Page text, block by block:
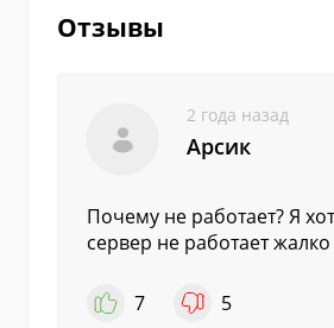
Отзывы
2 года назад
Арсик
Почему не работает? Я
сервер не работает
7 5